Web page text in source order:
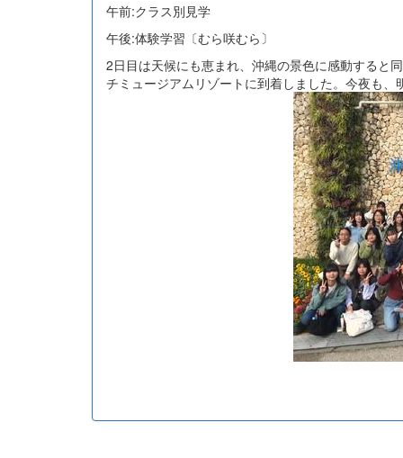
午前:クラス別見学
午後:体験学習〔むら咲むら〕
2日目は天候にも恵まれ、沖縄の景色に感動すると
チミュージアムリゾートに到着しました。今夜も、